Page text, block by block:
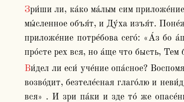
Зри́ши ли, ка́ко ма́лым сим приложе́нием вся устремля́ющеся безме́стная? Тем бо е́же навести́ я́ко «без Него́ не бысть ничто́же» и приложи́ти «е́же бысть» и
мы́сленное объя́т, и Ду́ха изъя́т.
приложе́ние потре́бова сего́: «А́з бо
про́сте рех вся, но а́ще что бысть,
Ви́дел ли еси́ уче́ние опа́сное? Воспомяну́ соде́тельство чу́вственных, предвари́в бо сия́, Моисе́й научи́л есть. Та́же отоню́ду предуспе́вших, на высоча́йшая
возво́дит, безтеле́сная глаго́лю и
вся» . И зри па́ки и зде то́ же